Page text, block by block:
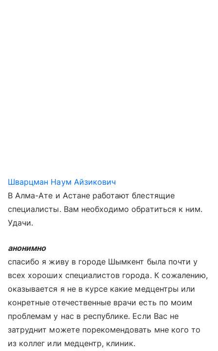
Шварцман Наум Айзикович
В Алма-Ате и Астане работают блестящие
специалисты. Вам необходимо обратиться к ним.
Удачи.
анонимно
спасибо я живу в городе Шымкент была почти у
всех хороших специалистов города. К сожалению,
оказывается я не в курсе какие медцентры или
конретные отечественные врачи есть по моим
проблемам у нас в республике. Если Вас не
затруднит можете порекомендовать мне кого то
из коллег или медцентр, клиник.